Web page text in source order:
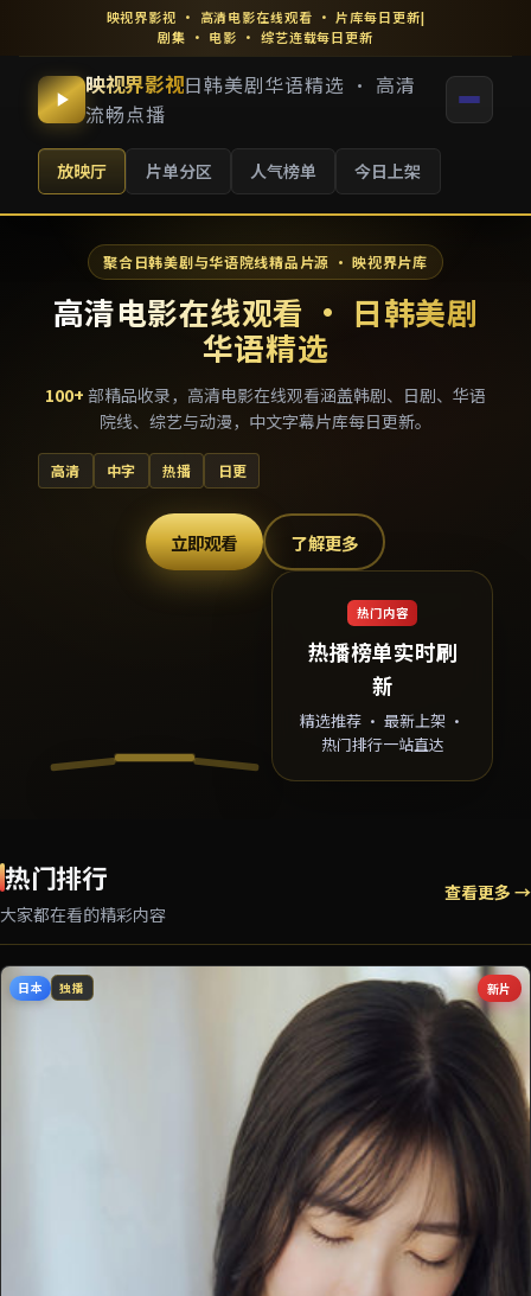
映视界影视 · 高清电影在线观看 · 片库每日更新|
剧集 · 电影 · 综艺连载每日更新
映视界影视日韩美剧华语精选 · 高清
流畅点播
放映厅 片单分区 人气榜单 今日上架
聚合日韩美剧与华语院线精品片源 · 映视界片库
高清电影在线观看 · 日韩美剧
华语精选
100+ 部精品收录， 高清电影在线观看涵盖韩剧、日剧、华语
院线、综艺与动漫，中文字幕片库每日更新。
高清 中字 热播 日更
立即观看 了解更多
热门内容
热播榜单实时刷
新
精选推荐 · 最新上架 ·
热门排行一站直达
热门排行
大家都在看的精彩内容
查看更多 →
新片
日本 独播